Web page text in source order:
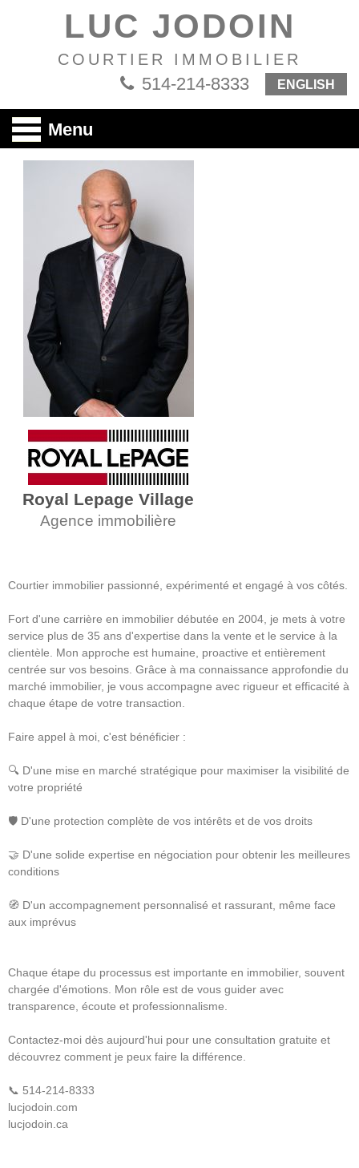
LUC JODOIN
COURTIER IMMOBILIER
514-214-8333 ENGLISH
Menu
Royal Lepage Village
Agence immobilière
Courtier immobilier passionné, expérimenté et engagé à vos côtés.
Fort d'une carrière en immobilier débutée en 2004, je mets à votre
service plus de 35 ans d'expertise dans la vente et le service à la
clientèle. Mon approche est humaine, proactive et entièrement
centrée sur vos besoins. Grâce à ma connaissance approfondie du
marché immobilier, je vous accompagne avec rigueur et efficacité à
chaque étape de votre transaction.
Faire appel à moi, c'est bénéficier :
🔍 D'une mise en marché stratégique pour maximiser la visibilité de
votre propriété
🛡️ D'une protection complète de vos intérêts et de vos droits
🤝 D'une solide expertise en négociation pour obtenir les meilleures
conditions
🧭 D'un accompagnement personnalisé et rassurant, même face
aux imprévus
Chaque étape du processus est importante en immobilier, souvent
chargée d'émotions. Mon rôle est de vous guider avec
transparence, écoute et professionnalisme.
Contactez-moi dès aujourd'hui pour une consultation gratuite et
découvrez comment je peux faire la différence.
📞 514-214-8333
lucjodoin.com
lucjodoin.ca